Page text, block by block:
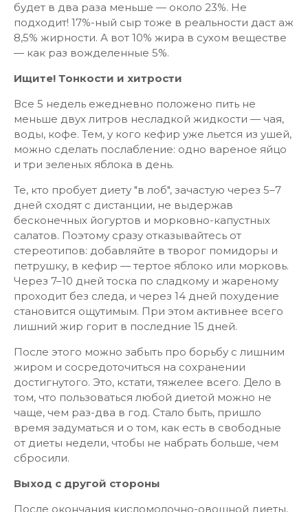
будет в два раза меньше — около 23%. Не
подходит! 17%-ный сыр тоже в реальности даст аж
8,5% жирности. А вот 10% жира в сухом веществе
— как раз вожделенные 5%.
Ищите! Тонкости и хитрости
Все 5 недель ежедневно положено пить не
меньше двух литров несладкой жидкости — чая,
воды, кофе. Тем, у кого кефир уже льется из ушей,
можно сделать послабление: одно вареное яйцо
и три зеленых яблока в день.
Те, кто пробует диету "в лоб", зачастую через 5–7
дней сходят с дистанции, не выдержав
бесконечных йогуртов и морковно-капустных
салатов. Поэтому сразу отказывайтесь от
стереотипов: добавляйте в творог помидоры и
петрушку, в кефир — тертое яблоко или морковь.
Через 7–10 дней тоска по сладкому и жареному
проходит без следа, и через 14 дней похудение
становится ощутимым. При этом активнее всего
лишний жир горит в последние 15 дней.
После этого можно забыть про борьбу с лишним
жиром и сосредоточиться на сохранении
достигнутого. Это, кстати, тяжелее всего. Дело в
том, что пользоваться любой диетой можно не
чаще, чем раз-два в год. Стало быть, пришло
время задуматься и о том, как есть в свободные
от диеты недели, чтобы не набрать больше, чем
сбросили.
Выход с другой стороны
После окончания кисломолочно-овощной диеты,